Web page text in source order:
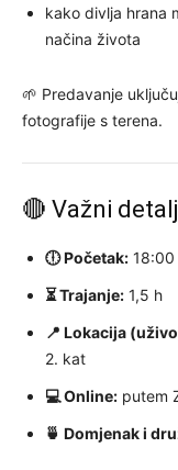
kako divlja hrana
načina života
🌱 Predavanje
fotografije s terena.
🔴 Važni
🕕 Početak: 18:00
⏳ Trajanje: 1,5 h
📍 Lokacija
2. kat
💻 Online: putem
🍵 Domjenak i